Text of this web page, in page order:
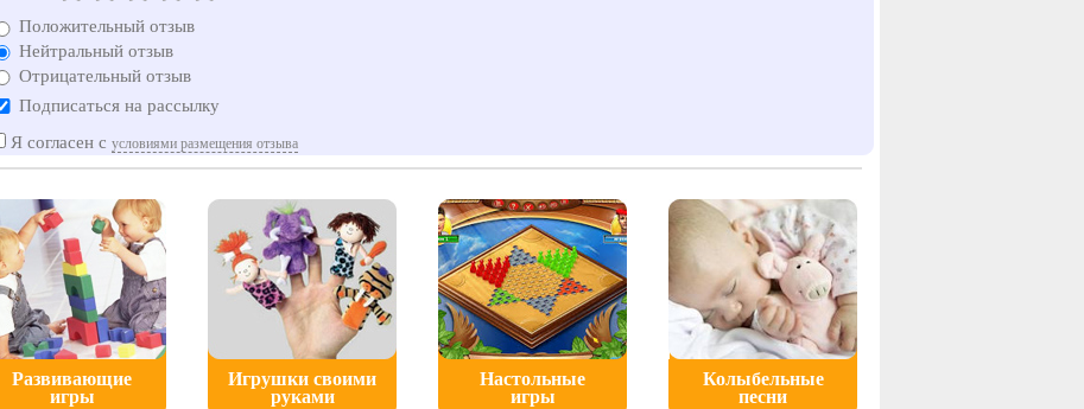
Положительный отзыв
Нейтральный отзыв
Отрицательный отзыв
Подписаться на рассылку
Я согласен с условиями размещения отзыва
Развивающие
игры
Игрушки своими
руками
Настольные
игры
Колыбельные
песни